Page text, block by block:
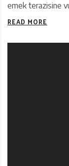
emek terazisine
READ MORE